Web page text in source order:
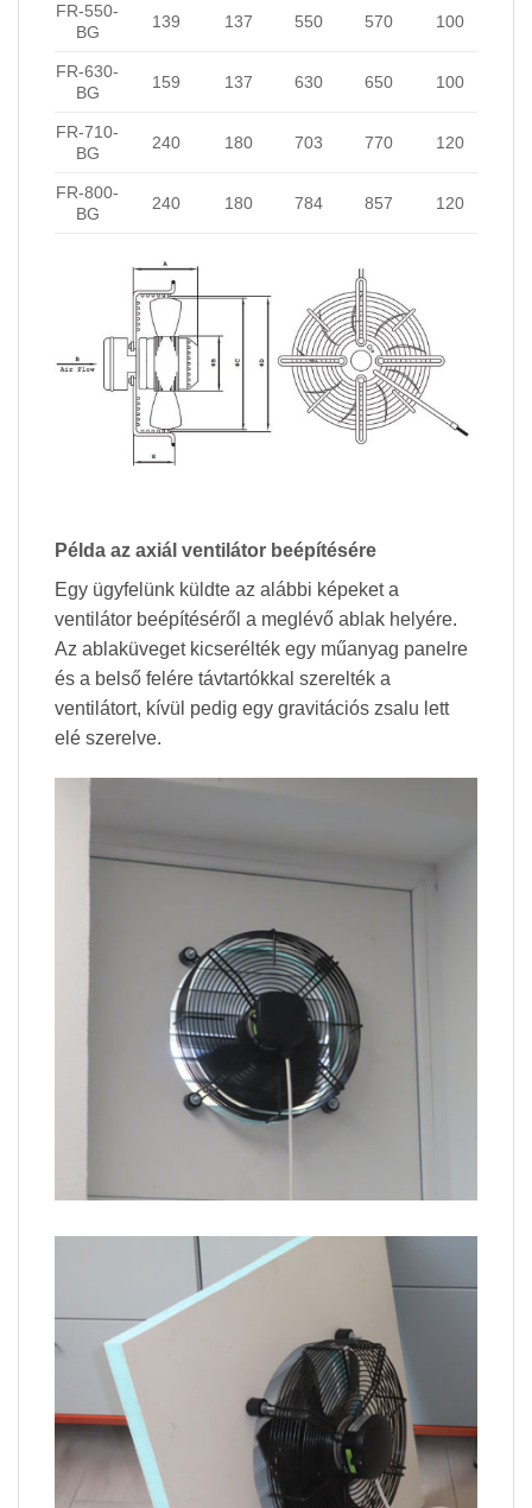
FR-550-
BG
139 137 550 570 100
FR-630-
BG
159 137 630 650 100
FR-710-
BG
240 180 703 770 120
FR-800-
BG
240 180 784 857 120
Példa az axiál ventilátor beépítésére
Egy ügyfelünk küldte az alábbi képeket a
ventilátor beépítéséről a meglévő ablak helyére.
Az ablaküveget kicserélték egy műanyag panelre
és a belső felére távtartókkal szerelték a
ventilátort, kívül pedig egy gravitációs zsalu lett
elé szerelve.